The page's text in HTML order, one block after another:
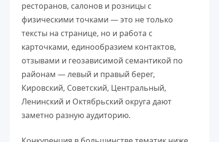
ресторанов, салонов и розницы с
физическими точками — это не только
тексты на странице, но и работа с
карточками, единообразием контактов,
отзывами и геозависимой семантикой по
районам — левый и правый берег,
Кировский, Советский, Центральный,
Ленинский и Октябрьский округа дают
заметно разную аудиторию.